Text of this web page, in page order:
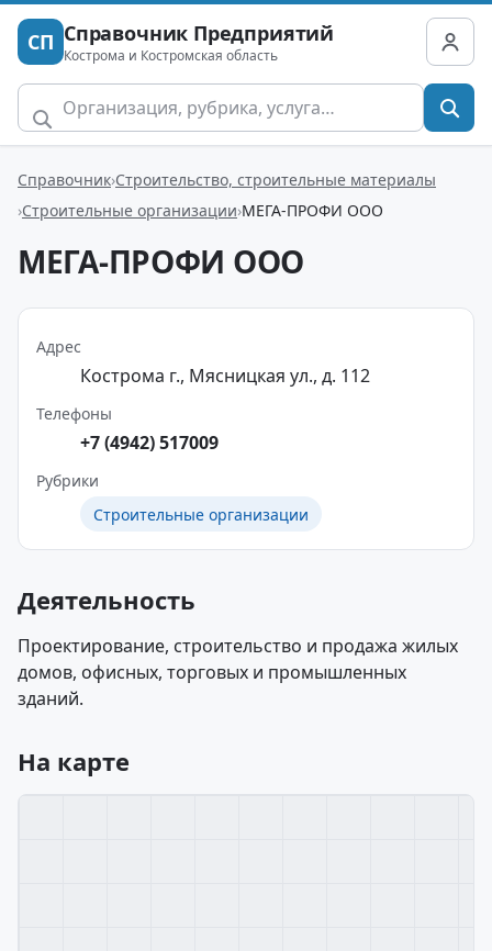
СП Справочник Предприятий
Кострома и Костромская область
Справочник Строительство, строительные материалы
Строительные организации МЕГА-ПРОФИ ООО
МЕГА-ПРОФИ ООО
Адрес
Кострома г., Мясницкая ул., д. 112
Телефоны
+7 (4942) 517009
Рубрики
Строительные организации
Деятельность
Проектирование, строительство и продажа жилых
домов, офисных, торговых и промышленных
зданий.
На карте